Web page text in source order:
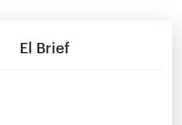
El Brief